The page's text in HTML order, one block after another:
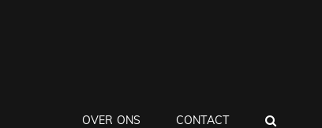
OVER ONS CONTACT